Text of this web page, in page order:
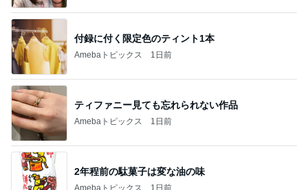
付録に付く限定色のティント1本
Amebaトピックス 1日前
ティファニー見ても忘れられない作品
Amebaトピックス 1日前
2年程前の駄菓子は変な油の味
Amebaトピックス 1日前